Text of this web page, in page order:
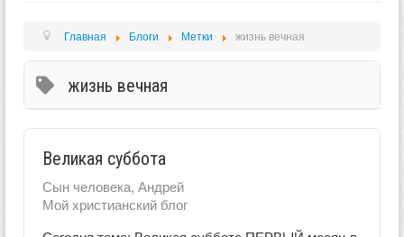
ФОРУМ
ВИДЕО
БИБЛИЯ
ОПРОСЫ
Главная Блоги Метки жизнь вечная
жизнь вечная
Великая суббота
Сын человека, Андрей
Мой христианский блог